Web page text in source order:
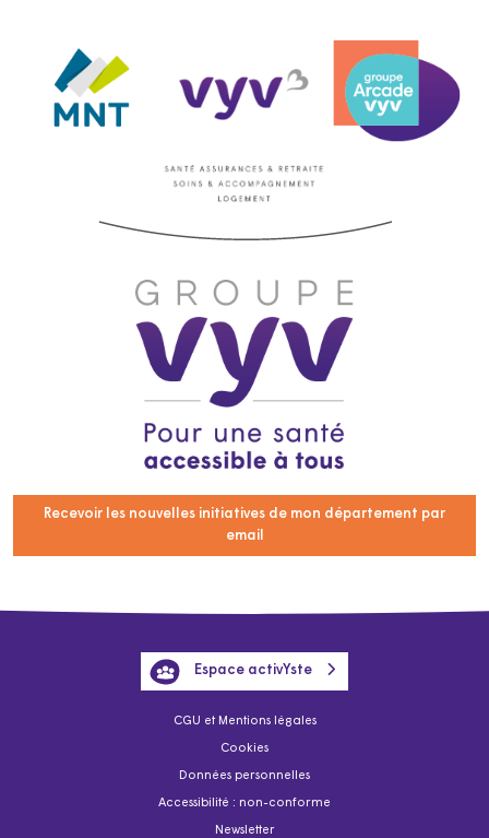
Recevoir les nouvelles initiatives de mon département par
email
CGU et Mentions légales
Cookies
Données personnelles
Accessibilité : non-conforme
Newsletter
Espace activYste